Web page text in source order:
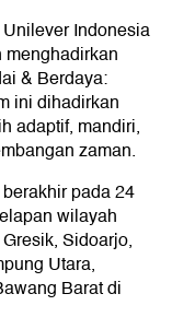
Indonesia
& Berdaya:
ini dihadirkan
adaptif, mandiri,
zaman.
pada 24
wilayah
Sidoarjo,
Utara,
Barat di